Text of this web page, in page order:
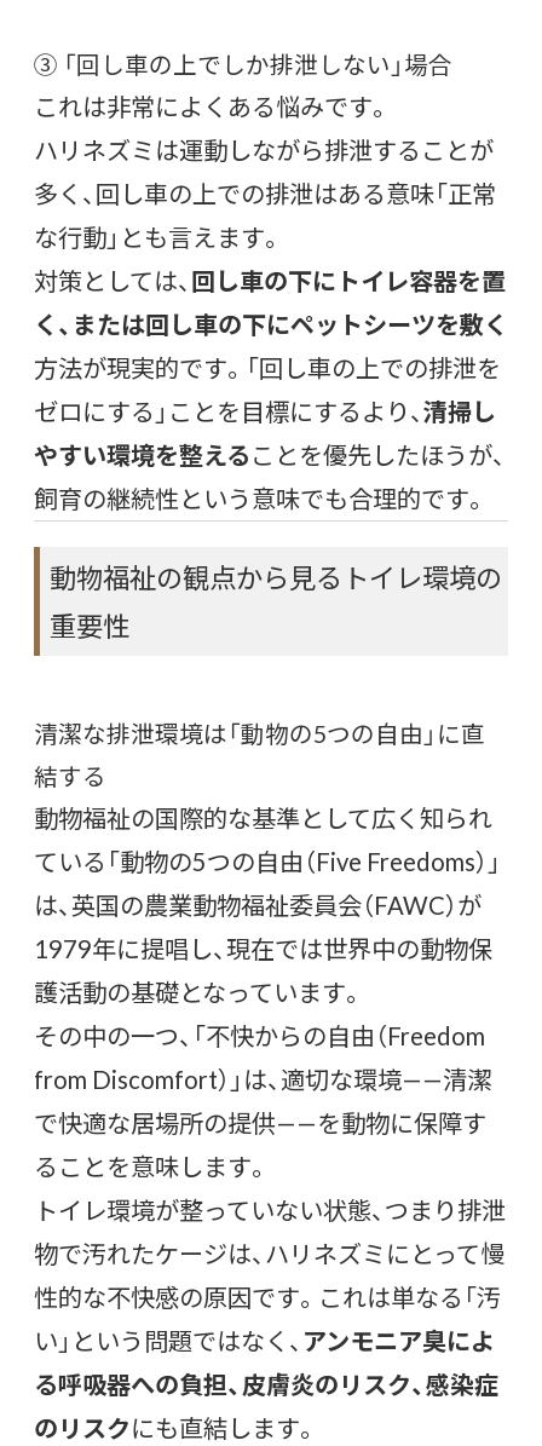
③ 「回し車の上でしか排泄しない」場合
これは非常によくある悩みです。
ハリネズミは運動しながら排泄することが
多く、回し車の上での排泄はある意味「正常
な行動」とも言えます。
対策としては、回し車の下にトイレ容器を置
く、または回し車の下にペットシーツを敷く
方法が現実的です。「回し車の上での排泄を
ゼロにする」ことを目標にするより、清掃し
やすい環境を整えることを優先したほうが、
飼育の継続性という意味でも合理的です。
動物福祉の観点から見るトイレ環境の
重要性
清潔な排泄環境は「動物の5つの自由」に直
結する
動物福祉の国際的な基準として広く知られ
ている「動物の5つの自由（Five Freedoms）」
は、英国の農業動物福祉委員会（FAWC）が
1979年に提唱し、現在では世界中の動物保
護活動の基礎となっています。
その中の一つ、「不快からの自由（Freedom
from Discomfort）」は、適切な環境——清潔
で快適な居場所の提供——を動物に保障す
ることを意味します。
トイレ環境が整っていない状態、つまり排泄
物で汚れたケージは、ハリネズミにとって慢
性的な不快感の原因です。これは単なる「汚
い」という問題ではなく、 アンモニア臭によ
る呼吸器への負担、皮膚炎のリスク、感染症
のリスクにも直結します。